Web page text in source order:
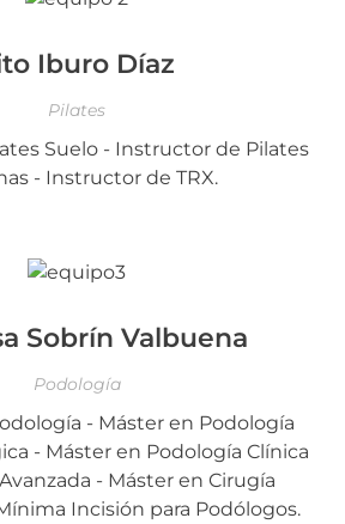
Iburo Díaz
Pilates
Suelo - Instructor de Pilates
- Instructor de TRX.
Sobrín Valbuena
Podología
- Máster en Podología
- Máster en Podología Clínica
- Máster en Cirugía
Incisión para Podólogos.